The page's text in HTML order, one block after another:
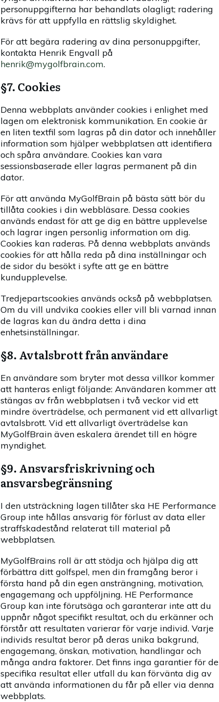
personuppgifterna har behandlats olagligt; radering
krävs för att uppfylla en rättslig skyldighet.
För att begära radering av dina personuppgifter,
kontakta Henrik Engvall på
henrik@mygolfbrain.com.
§7. Cookies
Denna webbplats använder cookies i enlighet med
lagen om elektronisk kommunikation. En cookie är
en liten textfil som lagras på din dator och innehåller
information som hjälper webbplatsen att identifiera
och spåra användare. Cookies kan vara
sessionsbaserade eller lagras permanent på din
dator.
För att använda MyGolfBrain på bästa sätt bör du
tillåta cookies i din webbläsare. Dessa cookies
används endast för att ge dig en bättre upplevelse
och lagrar ingen personlig information om dig.
Cookies kan raderas. På denna webbplats används
cookies för att hålla reda på dina inställningar och
de sidor du besökt i syfte att ge en bättre
kundupplevelse.
Tredjepartscookies används också på webbplatsen.
Om du vill undvika cookies eller vill bli varnad innan
de lagras kan du ändra detta i dina
enhetsinställningar.
§8. Avtalsbrott från användare
En användare som bryter mot dessa villkor kommer
att hanteras enligt följande: Användaren kommer att
stängas av från webbplatsen i två veckor vid ett
mindre överträdelse, och permanent vid ett allvarligt
avtalsbrott. Vid ett allvarligt överträdelse kan
MyGolfBrain även eskalera ärendet till en högre
myndighet.
§9. Ansvarsfriskrivning och
ansvarsbegränsning
I den utsträckning lagen tillåter ska HE Performance
Group inte hållas ansvarig för förlust av data eller
straffskadestånd relaterat till material på
webbplatsen.
MyGolfBrains roll är att stödja och hjälpa dig att
förbättra ditt golfspel, men din framgång beror i
första hand på din egen ansträngning, motivation,
engagemang och uppföljning. HE Performance
Group kan inte förutsäga och garanterar inte att du
uppnår något specifikt resultat, och du erkänner och
förstår att resultaten varierar för varje individ. Varje
individs resultat beror på deras unika bakgrund,
engagemang, önskan, motivation, handlingar och
många andra faktorer. Det finns inga garantier för de
specifika resultat eller utfall du kan förvänta dig av
att använda informationen du får på eller via denna
webbplats.